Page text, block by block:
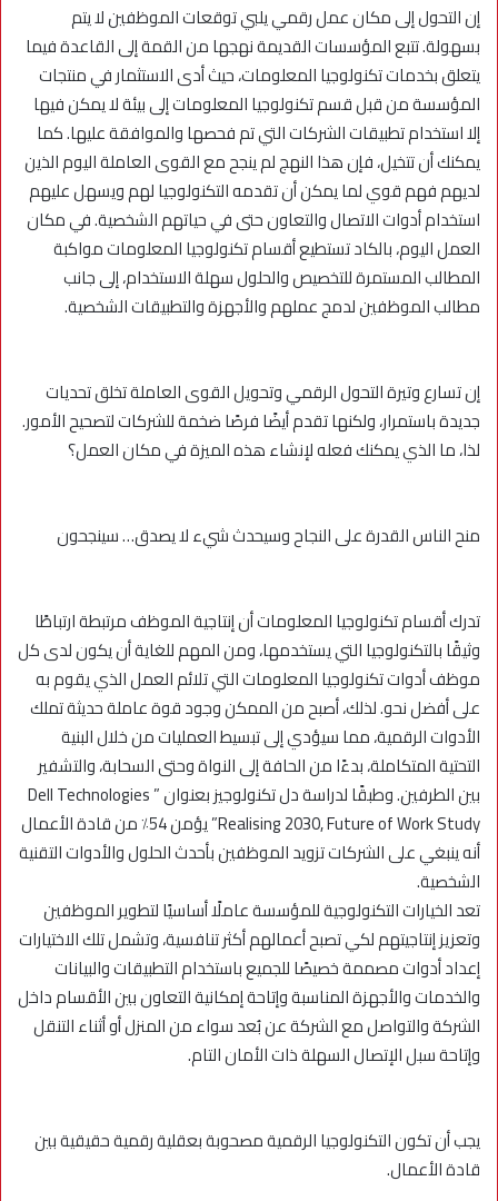
إن التحول إلى مكان عمل رقمي يلبي توقعات الموظفين لا يتم
بسهولة. تتبع المؤسسات القديمة نهجها من القمة إلى القاعدة فيما
يتعلق بخدمات تكنولوجيا المعلومات، حيث أدى الاستثمار في منتجات
المؤسسة من قبل قسم تكنولوجيا المعلومات إلى بيئة لا يمكن فيها
إلا استخدام تطبيقات الشركات التي تم فحصها والموافقة عليها. كما
يمكنك أن تتخيل، فإن هذا النهج لم ينجح مع القوى العاملة اليوم الذين
لديهم فهم قوي لما يمكن أن تقدمه التكنولوجيا لهم ويسهل عليهم
استخدام أدوات الاتصال والتعاون حتى في حياتهم الشخصية. في مكان
العمل اليوم، بالكاد تستطيع أقسام تكنولوجيا المعلومات مواكبة
المطالب المستمرة للتخصيص والحلول سهلة الاستخدام، إلى جانب
مطالب الموظفين لدمج عملهم والأجهزة والتطبيقات الشخصية.
إن تسارع وتيرة التحول الرقمي وتحويل القوى العاملة تخلق تحديات
جديدة باستمرار، ولكنها تقدم أيضًا فرصًا ضخمة للشركات لتصحيح الأمور.
لذا، ما الذي يمكنك فعله لإنشاء هذه الميزة في مكان العمل؟
منح الناس القدرة على النجاح وسيحدث شيء لا يصدق… سينجحون
تدرك أقسام تكنولوجيا المعلومات أن إنتاجية الموظف مرتبطة ارتباطًا
وثيقًا بالتكنولوجيا التي يستخدمها، ومن المهم للغاية أن يكون لدى كل
موظف أدوات تكنولوجيا المعلومات التي تلائم العمل الذي يقوم به
على أفضل نحو. لذلك، أصبح من الممكن وجود قوة عاملة حديثة تملك
الأدوات الرقمية، مما سيؤدي إلى تبسيط العمليات من خلال البنية
التحتية المتكاملة، بدءًا من الحافة إلى النواة وحتى السحابة، والتشفير
بين الطرفين. وطبقًا لدراسة دل تكنولوجيز بعنوان ” Dell Technologies
Realising 2030, Future of Work Study” يؤمن 54٪ من قادة الأعمال
أنه ينبغي على الشركات تزويد الموظفين بأحدث الحلول والأدوات التقنية
الشخصية.
تعد الخيارات التكنولوجية للمؤسسة عاملًا أساسيًا لتطوير الموظفين
وتعزيز إنتاجيتهم لكي تصبح أعمالهم أكثر تنافسية، وتشمل تلك الاختيارات
إعداد أدوات مصممة خصيصًا للجميع باستخدام التطبيقات والبيانات
والخدمات والأجهزة المناسبة وإتاحة إمكانية التعاون بين الأقسام داخل
الشركة والتواصل مع الشركة عن بُعد سواء من المنزل أو أثناء التنقل
وإتاحة سبل الإتصال السهلة ذات الأمان التام.
يجب أن تكون التكنولوجيا الرقمية مصحوبة بعقلية رقمية حقيقية بين
قادة الأعمال.